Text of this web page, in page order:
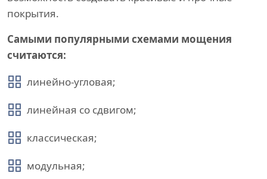
покрытия.
Самыми популярными схемами мощения
считаются:
линейно-угловая;
линейная со сдвигом;
классическая;
модульная;